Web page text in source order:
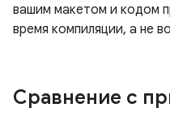
вашим макетом и кодом
время компиляции, а не
Сравнение с